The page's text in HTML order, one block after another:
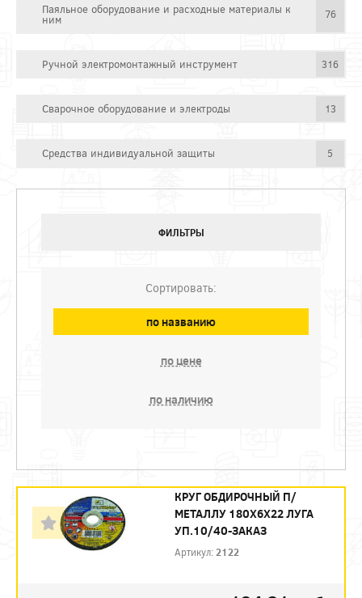
Паяльное оборудование и расходные материалы к
ним 76
Ручной электромонтажный инструмент 316
Сварочное оборудование и электроды 13
Средства индивидуальной защиты 5
ФИЛЬТРЫ
Сортировать:
по названию
по цене
по наличию
КРУГ ОБДИРОЧНЫЙ П/
МЕТАЛЛУ 180Х6Х22 ЛУГА
УП.10/40-ЗАКАЗ
Артикул: 2122